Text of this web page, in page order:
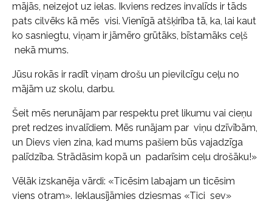
mājās, neizejot uz ielas. Ikviens redzes invalīds ir tāds
pats cilvēks kā mēs visi. Vienīgā atšķirība tā, ka, lai kaut
ko sasniegtu, viņam ir jāmēro grūtāks, bīstamāks ceļš
nekā mums.
Jūsu rokās ir radīt viņam drošu un pievilcīgu ceļu no
mājām uz skolu, darbu.
Šeit mēs nerunājam par respektu pret likumu vai cieņu
pret redzes invalīdiem. Mēs runājam par viņu dzīvībām,
un Dievs vien zina, kad mums pašiem būs vajadzīga
palīdzība. Strādāsim kopā un padarīsim ceļu drošāku!»
Vēlāk izskanēja vārdi: «Ticēsim labajam un ticēsim
viens otram». Ieklausījāmies dziesmas «Tici sev»